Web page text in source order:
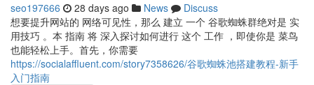
seo197666 28 days ago News
Discuss
想要提升网站的 网络可见性，那么 建立 一个 谷歌蜘蛛群绝对是 实
用技巧 。本 指南 将 深入探讨如何进行 这个 工作 ，即使你是 菜鸟
也能轻松上手。首先，你需要
https://socialaffluent.com/story7358626/谷歌蜘蛛池搭建教程-新手
入门指南